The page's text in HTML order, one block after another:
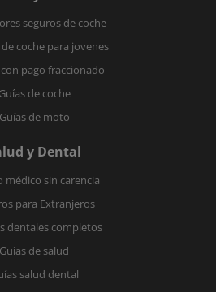
seguros de coche
coche para jovenes
pago fraccionado
Guías de coche
Guías de moto
y Dental
médico sin carencia
para Extranjeros
dentales completos
Guías de salud
salud dental